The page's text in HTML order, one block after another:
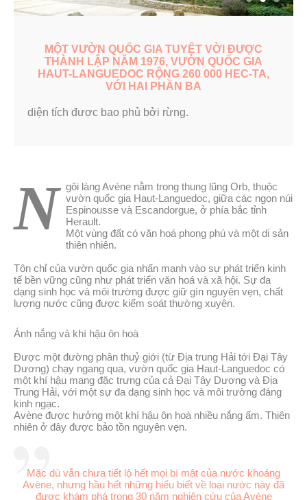
MỘT VƯỜN QUỐC GIA TUYỆT VỜI ĐƯỢC
THÀNH LẬP NĂM 1976, VƯỜN QUỐC GIA
HAUT-LANGUEDOC RỘNG 260 000 HEC-TA,
VỚI HAI PHẦN BA
diện tích được bao phủ bởi rừng.
N gôi làng Avène nằm trong thung lũng Orb, thuộc
vườn quốc gia Haut-Languedoc, giữa các ngọn núi
Espinousse và Escandorgue, ở phía bắc tỉnh
Herault.
Một vùng đất có văn hoá phong phú và một di sản
thiên nhiên.
Tôn chỉ của vườn quốc gia nhấn mạnh vào sự phát triển kinh
tế bền vững cũng như phát triển văn hoá và xã hội. Sự đa
dạng sinh học và môi trường được giữ gìn nguyên vẹn, chất
lượng nước cũng được kiểm soát thường xuyên.
Ánh nắng và khí hậu ôn hoà
Được một đường phân thuỷ giới (từ Địa trung Hải tới Đại Tây
Dương) chạy ngang qua, vườn quốc gia Haut-Languedoc có
một khí hậu mang đặc trưng của cả Đại Tây Dương và Địa
Trung Hải, với một sự đa dạng sinh học và môi trường đáng
kinh ngạc.
Avène được hưởng một khí hậu ôn hoà nhiều nắng ấm. Thiên
nhiên ở đây được bảo tồn nguyên vẹn.
Mặc dù vẫn chưa tiết lộ hết mọi bí mật của nước khoáng
Avène, nhưng hầu hết những hiểu biết về loại nước này đã
được khám phá trong 30 năm nghiên cứu của Avène